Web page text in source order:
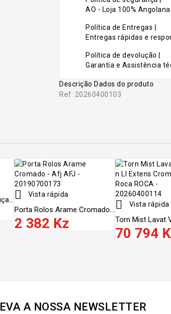
AO - Loja 100%
Política de Entregas |
Entregas rápidas e
Política de devolução |
Garantia e Assistência
Descrição Dados do produto
Ref: 20260400103
 Vista rápida
Porta Rolos Arame Cromado...
2 382 Kz
 Vista rápida
Torn Mist Lavat
70 794
A NOSSA NEWSLETTER